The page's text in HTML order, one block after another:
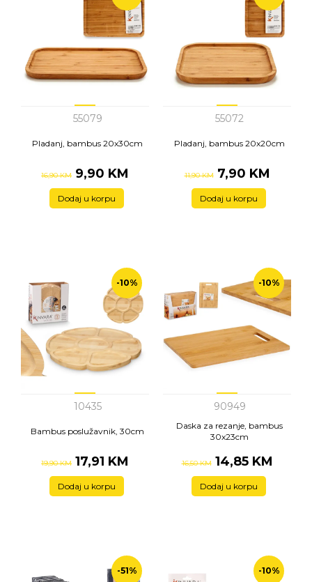
55079
Pladanj, bambus 20x30cm
16,90 KM 9,90 KM
Dodaj u korpu
55072
Pladanj, bambus 20x20cm
11,90 KM 7,90 KM
Dodaj u korpu
-10%
10435
Bambus poslužavnik, 30cm
19,90 KM 17,91 KM
Dodaj u korpu
-10%
90949
Daska za rezanje, bambus
30x23cm
16,50 KM 14,85 KM
Dodaj u korpu
-51% -10%